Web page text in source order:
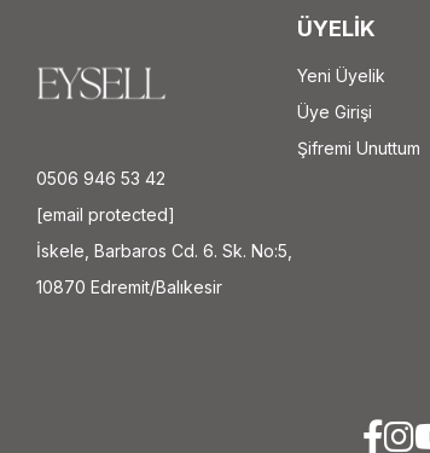
0506 946 53 42
[email protected]
İskele, Barbaros Cd. 6. Sk. No:5,
10870 Edremit/Balıkesir
ÜYELİK
Yeni Üyelik
Üye Girişi
Şifremi Unuttum